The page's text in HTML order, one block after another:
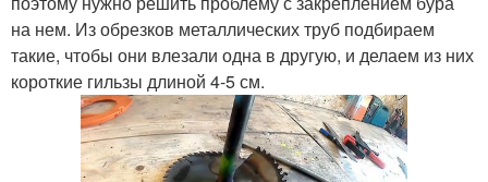
на нем. Из обрезков металлических труб подбираем
такие, чтобы они влезали одна в другую, и делаем из них
короткие гильзы длиной 4-5 см.